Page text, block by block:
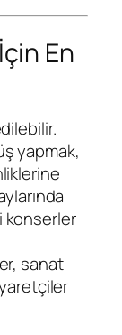
En
yapmak,
konserler
sanat